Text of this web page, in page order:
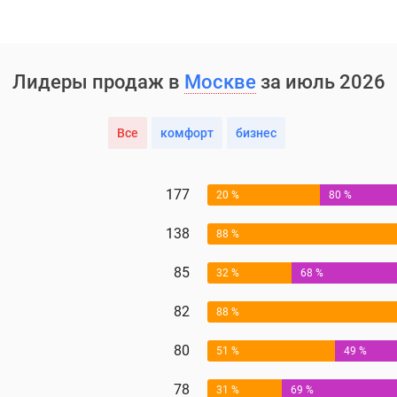
Лидеры продаж в Москве за июль 2026
Все комфорт бизнес
177 20 % 80 %
138 88 %
85 32 % 68 %
82 88 %
80 51 % 49 %
78 31 % 69 %